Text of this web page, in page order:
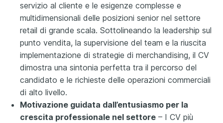
servizio al cliente e le esigenze complesse e
multidimensionali delle posizioni senior nel settore
retail di grande scala. Sottolineando la leadership sul
punto vendita, la supervisione del team e la riuscita
implementazione di strategie di merchandising, il CV
dimostra una sintonia perfetta tra il percorso del
candidato e le richieste delle operazioni commerciali
di alto livello.
Motivazione guidata dall’entusiasmo per la
crescita professionale nel settore – I CV più